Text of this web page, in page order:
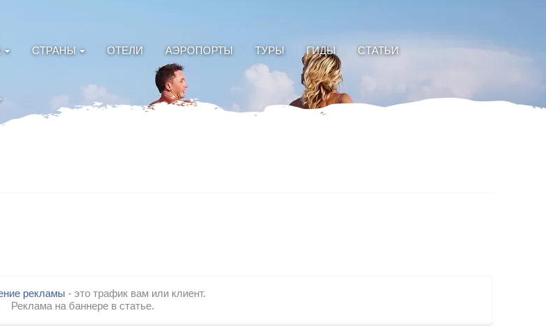
СТРАНЫ ОТЕЛИ АЭРОПОРТЫ ТУРЫ ГИДЫ СТАТЬИ
рекламы - это трафик вам или клиент.
Реклама на баннере в статье.